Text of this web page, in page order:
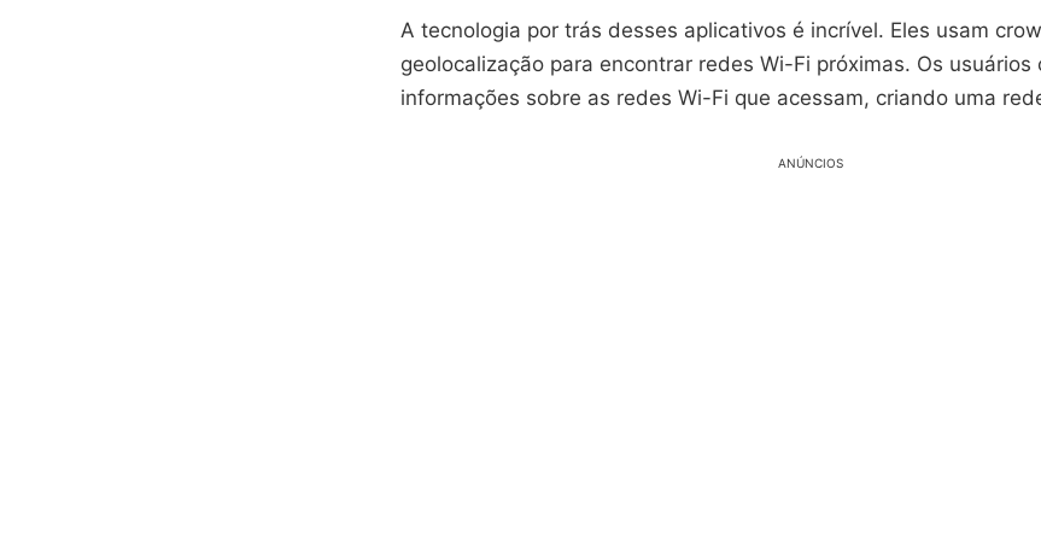
A tecnologia por trás desses aplicativos é incrível. Eles usam
geolocalização para encontrar redes Wi-Fi próximas. Os usuários
informações sobre as redes Wi-Fi que acessam, criando uma
ANÚNCIOS